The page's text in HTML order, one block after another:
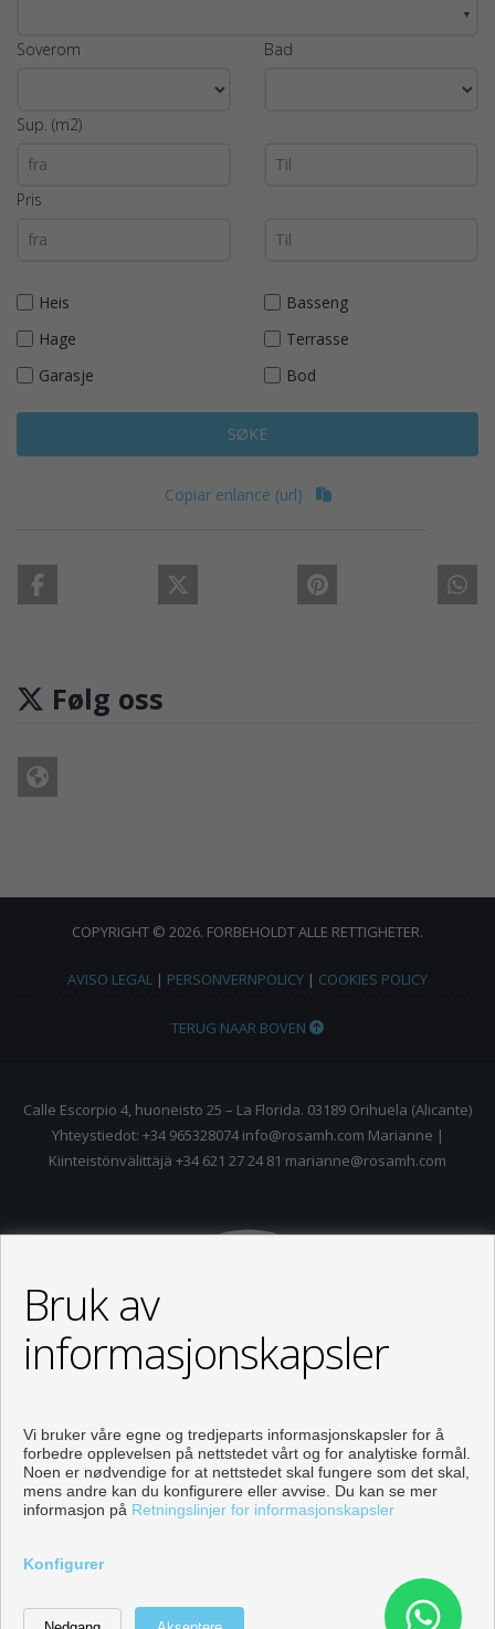
▼
Soverom Bad
Sup. (m2)
Pris
Heis
Basseng
Hage
Terrasse
Garasje
Bod
SØKE
Copiar enlance (url)
Følg oss
COPYRIGHT © 2026. FORBEHOLDT ALLE RETTIGHETER.
AVISO LEGAL | PERSONVERNPOLICY | COOKIES POLICY
TERUG NAAR BOVEN
Calle Escorpio 4, huoneisto 25 – La Florida. 03189 Orihuela (Alicante)
Yhteystiedot: +34 965328074 info@rosamh.com Marianne |
Kiinteistönvälittäjä +34 621 27 24 81 marianne@rosamh.com
Properties for sale in Orihuela
Bruk av
informasjonskapsler
Vi bruker våre egne og tredjeparts informasjonskapsler for å
forbedre opplevelsen på nettstedet vårt og for analytiske formål.
Noen er nødvendige for at nettstedet skal fungere som det skal,
mens andre kan du konfigurere eller avvise. Du kan se mer
informasjon på Retningslinjer for informasjonskapsler
Konfigurer